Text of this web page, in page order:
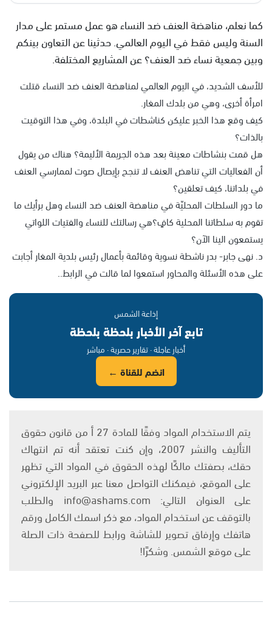
كما نعلم، مناهضة العنف ضد النساء هو عمل مستمر على مدار
السنة وليس فقط في اليوم العالمي. حدثينا عن التعاون بينكم
وبين جمعية نساء ضد العنف؟ عن المشاريع المختلفة.
للأسف الشديد، في اليوم العالمي لمناهضة العنف ضد النساء قتلت
امرأة أخرى، وهي من بلدك المغار.
كيف وقع هذا الخبر عليكن كناشطات في البلدة، وفي هذا التوقيت
بالذات؟
هل قمت بنشاطات معينة بعد هذه الجريمة الأليمة؟ هناك من يقول
أن الفعاليات التي تناهض العنف لا تنجح بإيصال صوت لممارسي العنف
في بلداتنا، كيف تعلقين؟
ما دور السلطات المحليّة في مناهضة العنف ضد النساء وهل برأيك ما
تقوم به سلطاتنا المحلية كافٍ؟هي رسالتك للنساء والفتيات اللواتي
يستمعون الينا الآن؟
د. نهى جابر- بدر ناشطة نسوية وقائمة بأعمال رئيس بلدية المغار أجابت
على هذه الأسئلة والمحاور استمعوا لما قالت في الرابط..
إذاعة الشمس
تابع آخر الأخبار بلحظة بلحظة
أخبار عاجلة · تقارير حصرية · مباشر
انضم للقناة ←
يتم الاستخدام المواد وفقًا للمادة 27 أ من قانون حقوق
التأليف والنشر 2007، وإن كنت تعتقد أنه تم انتهاك
حقك، بصفتك مالكًا لهذه الحقوق في المواد التي تظهر
على الموقع، فيمكنك التواصل معنا عبر البريد الإلكتروني
على العنوان التالي: info@ashams.com والطلب
بالتوقف عن استخدام المواد، مع ذكر اسمك الكامل ورقم
هاتفك وإرفاق تصوير للشاشة ورابط للصفحة ذات الصلة
على موقع الشمس. وشكرًا!